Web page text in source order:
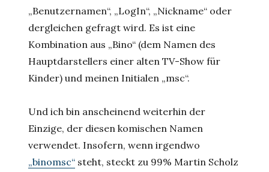
„Benutzernamen“, „LogIn“, „Nickname“ oder
dergleichen gefragt wird. Es ist eine
Kombination aus „Bino“ (dem Namen des
Hauptdarstellers einer alten TV-Show für
Kinder) und meinen Initialen „msc“.
Und ich bin anscheinend weiterhin der
Einzige, der diesen komischen Namen
verwendet. Insofern, wenn irgendwo
„binomsc“ steht, steckt zu 99% Martin Scholz